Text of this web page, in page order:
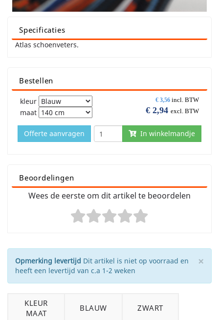
Specificaties
Atlas schoenveters.
Bestellen
€ 3,56 incl. BTW
€ 2,94 excl. BTW
kleur
maat
In winkelmandje
Offerte aanvragen
Beoordelingen
Wees de eerste om dit artikel te beoordelen
×
Opmerking levertijd Dit artikel is niet op voorraad en
heeft een levertijd van c.a 1-2 weken
KLEUR
MAAT
BLAUW ZWART